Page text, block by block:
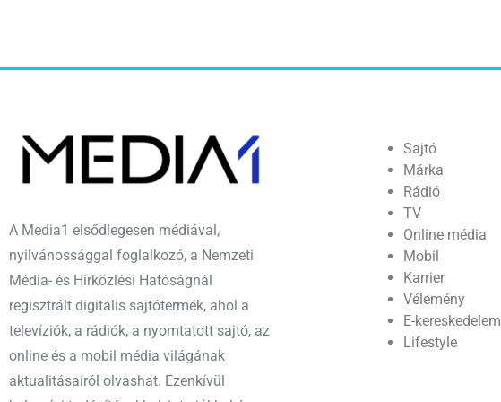
A Media1 elsődlegesen médiával,
nyilvánossággal foglalkozó, a Nemzeti
Média- és Hírközlési Hatóságnál
regisztrált digitális sajtótermék, ahol a
televíziók, a rádiók, a nyomtatott sajtó, az
online és a mobil média világának
aktualitásairól olvashat. Ezenkívül
Sajtó
Márka
Rádió
TV
Online média
Mobil
Karrier
Vélemény
E-kereskedelem
Lifestyle